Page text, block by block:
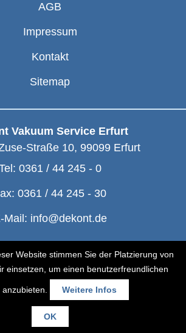
Website stimmen Sie der Platzierung von
einsetzen, um einen benutzerfreundlichen
Weitere Infos
OK
AGB
Impressum
Kontakt
Sitemap
Vakuum Service Erfurt
Straße 10, 99099 Erfurt
0361 / 44 245 - 0
0361 / 44 245 - 30
Mail: info@dekont.de
Dekont 1991 - 2026